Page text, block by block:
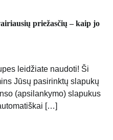
priežasčių – kaip jo
leidžiate naudoti! Ši
Jūsų pasirinktų slapukų
(apsilankymo) slapukus
[…]